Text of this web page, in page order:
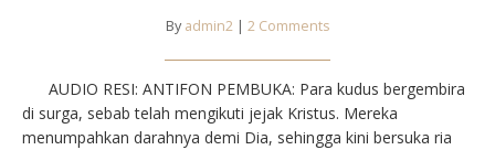
By admin2 | 2 Comments
AUDIO RESI: ANTIFON PEMBUKA: Para kudus bergembira
di surga, sebab telah mengikuti jejak Kristus. Mereka
menumpahkan darahnya demi Dia, sehingga kini bersuka ria